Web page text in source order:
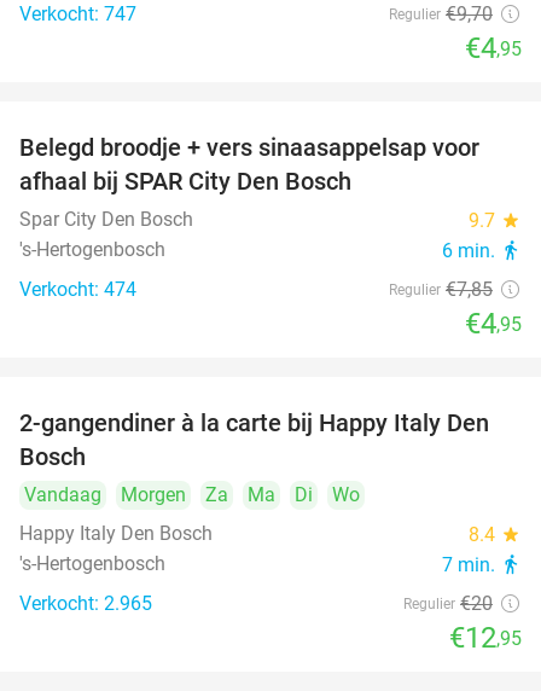
Verkocht: 747 Regulier €9,70
€4,95
37%
Belegd broodje + vers sinaasappelsap voor
afhaal bij SPAR City Den Bosch
Spar City Den Bosch 9.7 star
's-Hertogenbosch 6 min. directions_walk
Verkocht: 474 Regulier €7,85
€4,95
35%
2-gangendiner à la carte bij Happy Italy Den
Bosch
Vandaag Morgen Za Ma Di
Wo
Happy Italy Den Bosch
8.4 star
's-Hertogenbosch 7 min. directions_walk
Verkocht: 2.965 Regulier €20
€12,95